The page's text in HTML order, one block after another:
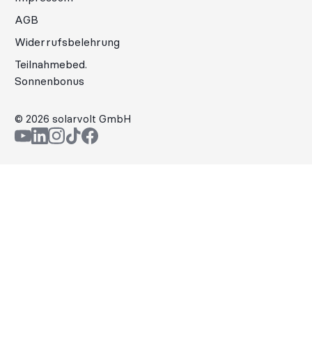
AGB
Widerrufsbelehrung
Teilnahmebed.
Sonnenbonus
© 2026 solarvolt GmbH